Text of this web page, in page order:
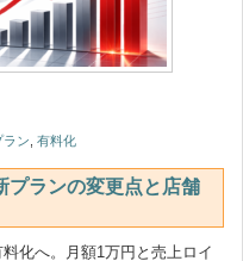
ラン 有料化
プランの変更点と店舗
化へ。月額1万円と売上ロイ